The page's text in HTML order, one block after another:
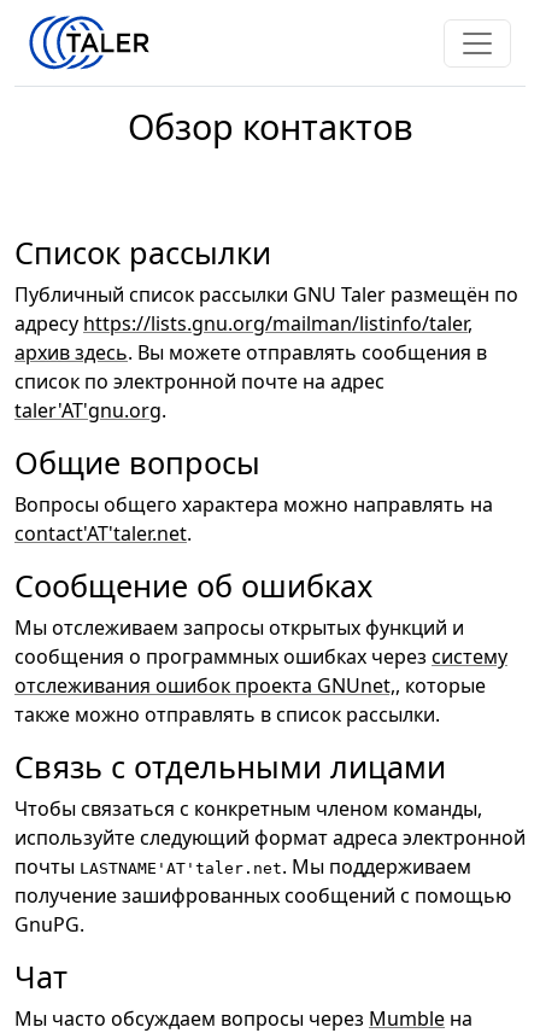
Обзор контактов
Список рассылки
Публичный список рассылки GNU Taler размещён по
адресу https://lists.gnu.org/mailman/listinfo/taler,
архив здесь. Вы можете отправлять сообщения в
список по электронной почте на адрес
taler'AT'gnu.org.
Общие вопросы
Вопросы общего характера можно направлять на
contact'AT'taler.net.
Сообщение об ошибках
Мы отслеживаем запросы открытых функций и
сообщения о программных ошибках через cистему
отслеживания ошибок проекта GNUnet,, которые
также можно отправлять в список рассылки.
Связь с отдельными лицами
Чтобы связаться с конкретным членом команды,
используйте следующий формат адреса электронной
почты LASTNAME'AT'taler.net. Мы поддерживаем
получение зашифрованных сообщений с помощью
GnuPG.
Чат
Мы часто обсуждаем вопросы через Mumble на